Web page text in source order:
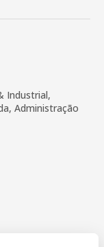
Industrial,
Administração